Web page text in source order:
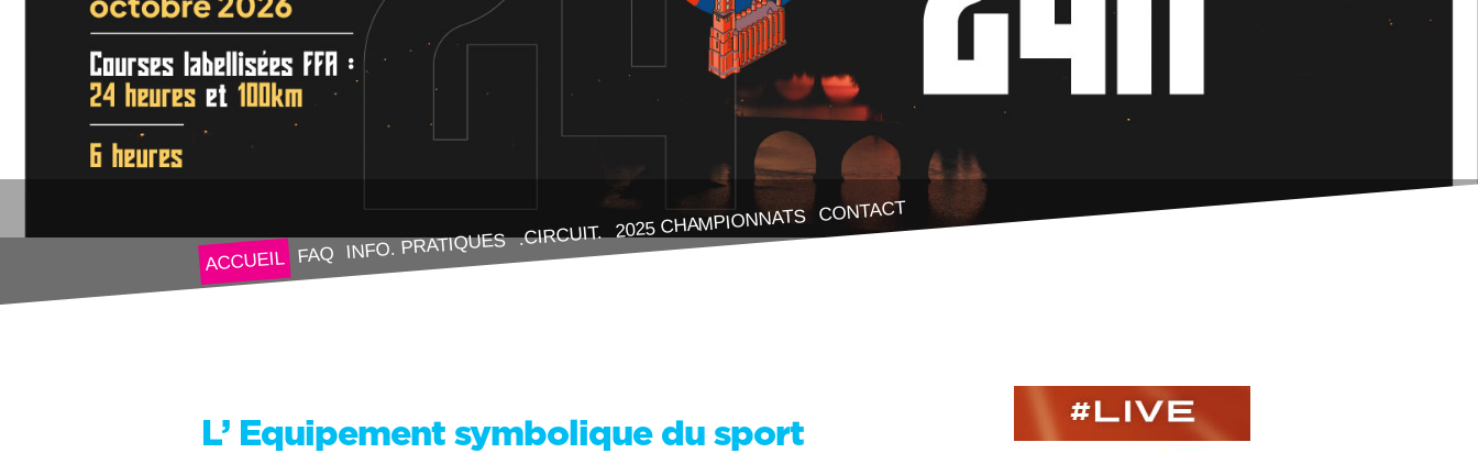
ACCUEIL FAQ INFO. PRATIQUES .CIRCUIT. 2025 CHAMPIONNATS CONTACT
L’ Equipement symbolique du sport